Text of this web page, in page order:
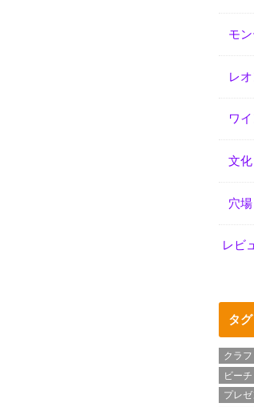
モ
レ
ワ
文化
穴場
レビ
タグ
クラ
ビーチ
プレ